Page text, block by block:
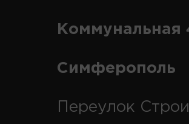
Коммунальная
Симферополь
Переулок